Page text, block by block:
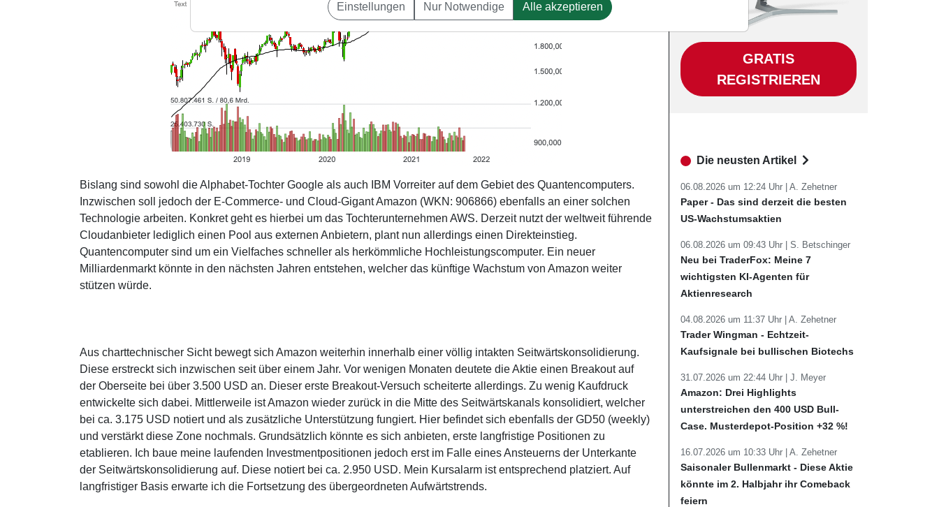
Bislang sind sowohl die Alphabet-Tochter Google als auch IBM Vorreiter auf dem Gebiet des Quantencomputers.
Inzwischen soll jedoch der E-Commerce- und Cloud-Gigant Amazon (WKN: 906866) ebenfalls an einer solchen
Technologie arbeiten. Konkret geht es hierbei um das Tochterunternehmen AWS. Derzeit nutzt der weltweit führende
Cloudanbieter lediglich einen Pool aus externen Anbietern, plant nun allerdings einen Direkteinstieg.
Quantencomputer sind um ein Vielfaches schneller als herkömmliche Hochleistungscomputer. Ein neuer
Milliardenmarkt könnte in den nächsten Jahren entstehen, welcher das künftige Wachstum von Amazon weiter
stützen würde.
Aus charttechnischer Sicht bewegt sich Amazon weiterhin innerhalb einer völlig intakten Seitwärtskonsolidierung.
Diese erstreckt sich inzwischen seit über einem Jahr. Vor wenigen Monaten deutete die Aktie einen Breakout auf
der Oberseite bei über 3.500 USD an. Dieser erste Breakout-Versuch scheiterte allerdings. Zu wenig Kaufdruck
entwickelte sich dabei. Mittlerweile ist Amazon wieder zurück in die Mitte des Seitwärtskanals konsolidiert, welcher
bei ca. 3.175 USD notiert und als zusätzliche Unterstützung fungiert. Hier befindet sich ebenfalls der GD50 (weekly)
und verstärkt diese Zone nochmals. Grundsätzlich könnte es sich anbieten, erste langfristige Positionen zu
etablieren. Ich baue meine laufenden Investmentpositionen jedoch erst im Falle eines Ansteuerns der Unterkante
der Seitwärtskonsolidierung auf. Diese notiert bei ca. 2.950 USD. Mein Kursalarm ist entsprechend platziert. Auf
langfristiger Basis erwarte ich die Fortsetzung des übergeordneten Aufwärtstrends.
GRATIS
REGISTRIEREN
Die neusten Artikel
06.08.2026 um 12:24 Uhr | A. Zehetner
Paper - Das sind derzeit die besten
US-Wachstumsaktien
06.08.2026 um 09:43 Uhr | S. Betschinger
Neu bei TraderFox: Meine 7
wichtigsten KI-Agenten für
Aktienresearch
04.08.2026 um 11:37 Uhr | A. Zehetner
Trader Wingman - Echtzeit-
Kaufsignale bei bullischen Biotechs
31.07.2026 um 22:44 Uhr | J. Meyer
Amazon: Drei Highlights
unterstreichen den 400 USD Bull-
Case. Musterdepot-Position +32 %!
16.07.2026 um 10:33 Uhr | A. Zehetner
Saisonaler Bullenmarkt - Diese Aktie
könnte im 2. Halbjahr ihr Comeback
feiern
Einstellungen Nur Notwendige Alle akzeptieren